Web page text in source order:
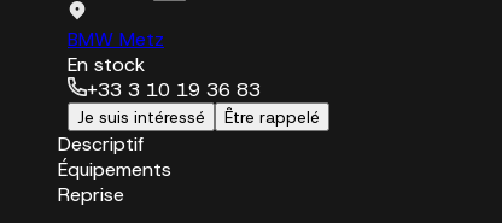
BMW Metz
En stock
+33 3 10 19 36 83
Je suis intéressé Être rappelé
Descriptif
Équipements
Reprise